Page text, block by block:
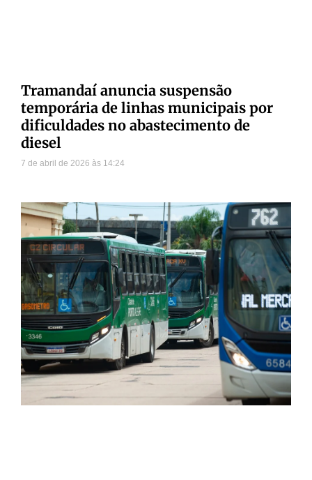
Tramandaí anuncia suspensão
temporária de linhas municipais por
dificuldades no abastecimento de
diesel
7 de abril de 2026 14:24